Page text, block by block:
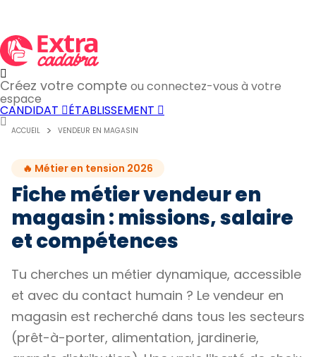
Créez votre compte ou connectez-vous à votre
espace
CANDIDAT ÉTABLISSEMENT
ACCUEIL VENDEUR EN MAGASIN
🔥 Métier en tension 2026
Fiche métier vendeur en
magasin : missions, salaire
et compétences
Tu cherches un métier dynamique, accessible
et avec du contact humain ? Le vendeur en
magasin est recherché dans tous les secteurs
(prêt-à-porter, alimentation, jardinerie,